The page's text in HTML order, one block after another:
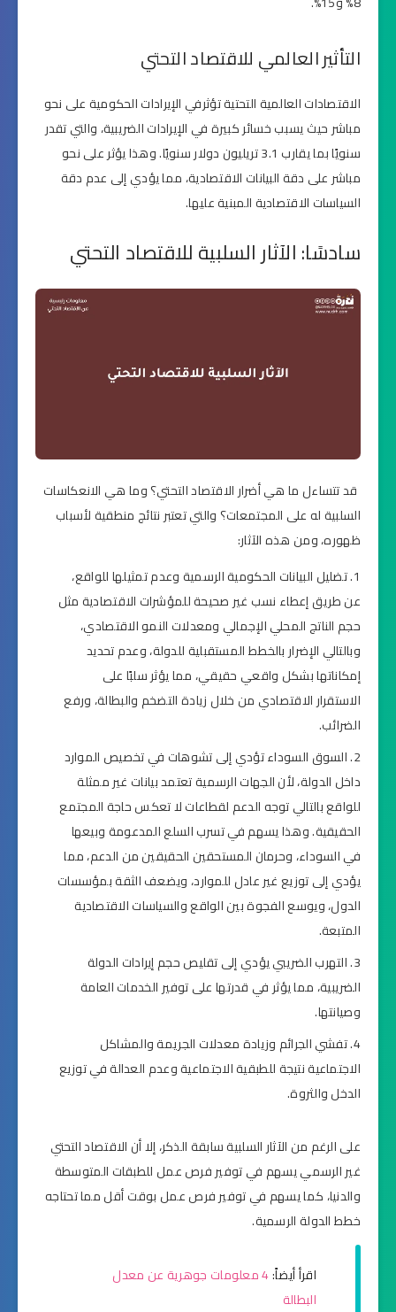
التأثير العالمي للاقتصاد التحتي
الاقتصادات العالمية التحتية تؤثرفي الإيرادات الحكومية على نحو
مباشر حيث يسبب خسائر كبيرة في الإيرادات الضريبية، والتي تقدر
سنويًا بما يقارب 3.1 تريليون دولار سنويًا. وهذا يؤثر على نحو
مباشر على دقة البيانات الاقتصادية، مما يؤدي إلى عدم دقة
السياسات الاقتصادية المبنية عليها.
سادسًا: الآثار السلبية للاقتصاد التحتي
قد تتساءل ما هي أضرار الاقتصاد التحتي؟ وما هي الانعكاسات
السلبية له على المجتمعات؟ والتي تعتبر نتائج منطقية لأسباب
ظهوره، ومن هذه الآثار:
تضليل البيانات الحكومية الرسمية وعدم تمثيلها للواقع،
عن طريق إعطاء نسب غير صحيحة للمؤشرات الاقتصادية مثل
حجم الناتج المحلي الإجمالي ومعدلات النمو الاقتصادي،
وبالتالي الإضرار بالخطط المستقبلية للدولة، وعدم تحديد
إمكاناتها بشكل واقعي حقيقي، مما يؤثر سلبًا على
الاستقرار الاقتصادي من خلال زيادة التضخم والبطالة، ورفع
الضرائب.
السوق السوداء تؤدي إلى تشوهات في تخصيص الموارد
داخل الدولة، لأن الجهات الرسمية تعتمد بيانات غير ممثلة
للواقع بالتالي توجه الدعم لقطاعات لا تعكس حاجة المجتمع
الحقيقية. وهذا يسهم في تسرب السلع المدعومة وبيعها
في السوداء، وحرمان المستحقين الحقيقين من الدعم، مما
يؤدي إلى توزيع غير عادل للموارد، ويضعف الثقة بمؤسسات
الدول، ويوسع الفجوة بين الواقع والسياسات الاقتصادية
المتبعة.
التهرب الضريبي يؤدي إلى تقليص حجم إيرادات الدولة
الضريبية، مما يؤثر في قدرتها على توفير الخدمات العامة
وصيانتها.
تفشي الجرائم وزيادة معدلات الجريمة والمشاكل
الاجتماعية نتيجة للطبقية الاجتماعية وعدم العدالة في توزيع
الدخل والثروة.
على الرغم من الآثار السلبية سابقة الذكر، إلا أن الاقتصاد التحتي
غير الرسمي يسهم في توفير فرص عمل للطبقات المتوسطة
والدنيا، كما يسهم في توفير فرص عمل بوقت أقل مما تحتاجه
خطط الدولة الرسمية.
اقرأ أيضاً: 4 معلومات جوهرية عن معدل
البطالة